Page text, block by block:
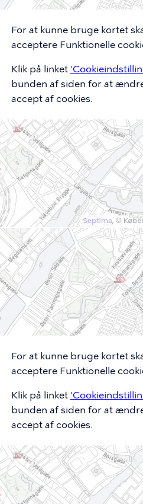
For at kunne bruge kortet
acceptere Funktionelle
Klik på linket
bunden af siden for at
accept af cookies.
For at kunne bruge kortet
acceptere Funktionelle
Klik på linket
bunden af siden for at
accept af cookies.